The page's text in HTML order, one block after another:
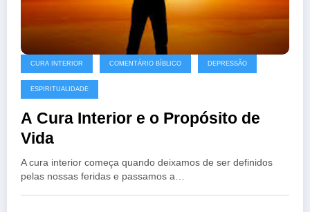
CURA INTERIOR COMENTÁRIO BÍBLICO DEPRESSÃO
ESPIRITUALIDADE
A Cura Interior e o Propósito de
Vida
A cura interior começa quando deixamos de ser definidos
pelas nossas feridas e passamos a…